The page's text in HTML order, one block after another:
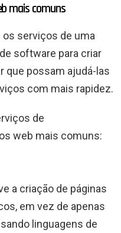
mais comuns
serviços de uma
software para criar
que possam ajudá-las
com mais rapidez.
de
web mais comuns:
a criação de páginas
em vez de apenas
linguagens de